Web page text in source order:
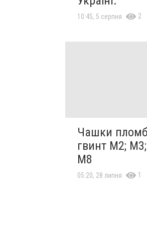
10:45, 5 серпня 2
Чашки
гвинт М2;
М8
05:20, 28 липня 1